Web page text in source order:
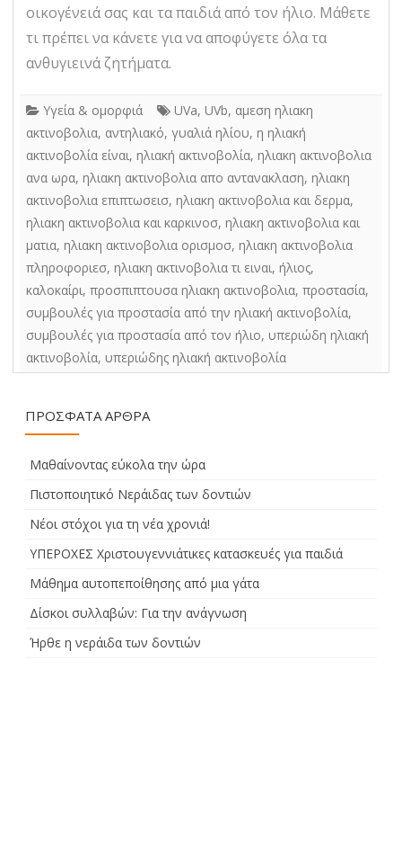
οικογένειά σας και τα παιδιά από τον ήλιο. Μάθετε
τι πρέπει να κάνετε για να αποφύγετε όλα τα
ανθυγιεινά ζητήματα.
Υγεία & ομορφιά UVa, UVb, αμεση ηλιακη
ακτινοβολια, αντηλιακό, γυαλιά ηλίου, η ηλιακή
ακτινοβολία είναι, ηλιακή ακτινοβολία, ηλιακη ακτινοβολια
ανα ωρα, ηλιακη ακτινοβολια απο αντανακλαση, ηλιακη
ακτινοβολια επιπτωσεισ, ηλιακη ακτινοβολια και δερμα,
ηλιακη ακτινοβολια και καρκινοσ, ηλιακη ακτινοβολια και
ματια, ηλιακη ακτινοβολια ορισμοσ, ηλιακη ακτινοβολια
πληροφοριεσ, ηλιακη ακτινοβολια τι ειναι, ήλιος,
καλοκαίρι, προσπιπτουσα ηλιακη ακτινοβολια, προστασία,
συμβουλές για προστασία από την ηλιακή ακτινοβολία,
συμβουλές για προστασία από τον ήλιο, υπεριώδη ηλιακή
ακτινοβολία, υπεριώδης ηλιακή ακτινοβολία
ΠΡΌΣΦΑΤΑ ΆΡΘΡΑ
Μαθαίνοντας εύκολα την ώρα
Πιστοποιητικό Νεράιδας των δοντιών
Νέοι στόχοι για τη νέα χρονιά!
ΥΠΕΡΟΧΕΣ Χριστουγεννιάτικες κατασκευές για παιδιά
Μάθημα αυτοπεποίθησης από μια γάτα
Δίσκοι συλλαβών: Για την ανάγνωση
Ήρθε η νεράιδα των δοντιών